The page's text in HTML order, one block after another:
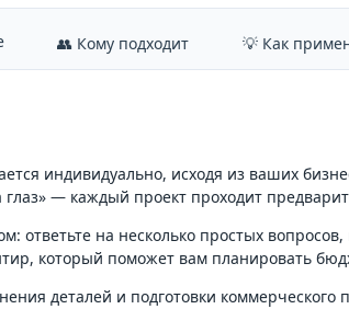
👥 Кому подходит 💡 Как
индивидуально, исходя из ваших
— каждый проект проходит
ответьте на несколько простых
который поможет вам планировать
деталей и подготовки